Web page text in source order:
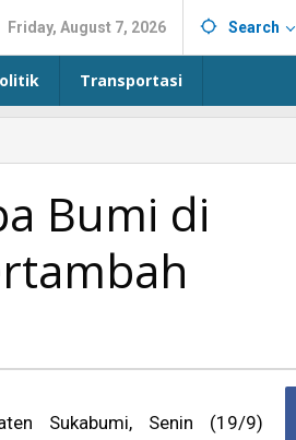
Friday, August 7, 2026 Search
Transportasi
Bumi di
Sukabumi, Senin (19/9)